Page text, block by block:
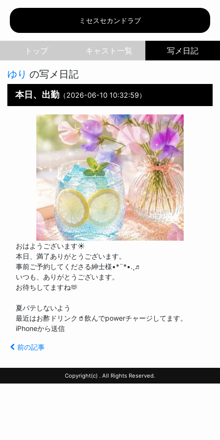
ミセスセカンドラブ |
ミセスセカンドラブ
トップ 写メ日記
ゆり の写メ日記
本日、出勤 （2026-06-10 10:32:59）
body is text
おはようございます☀️
本日、満了ありがとうございます。
事前ご予約してくださる紳士様•*¨*•.¸♬︎
いつも、ありがとうございます。
お待ちしてますね🫶
夏バテしないよう
最近はお酢ドリンク🥤飲んでpowerチャージしてます。
iPhoneから送信
前の記事
Copyright(c) . All Rights Reserved.